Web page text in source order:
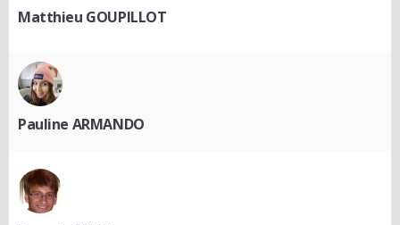
Matthieu GOUPILLOT
Pauline ARMANDO